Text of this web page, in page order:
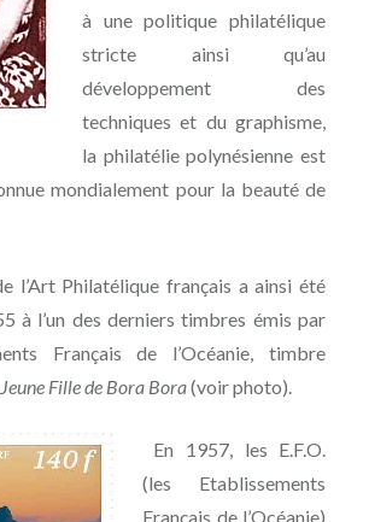
à une politique philatélique
stricte ainsi qu’au
développement des
techniques et du graphisme,
la philatélie polynésienne est
mondialement pour la beauté de
l’Art Philatélique français a ainsi été
à l’un des derniers timbres émis par
Français de l’Océanie, timbre
Jeune Fille de Bora Bora(voir photo).
En 1957, les E.F.O.
(les Etablissements
Français de l’Océanie)